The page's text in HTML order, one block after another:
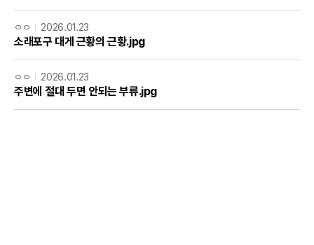
ㅇㅇ 2026.01.23
소래포구 대게 근황의 근황.jpg
ㅇㅇ 2026.01.23
주변에 절대 두면 안되는 부류.jpg